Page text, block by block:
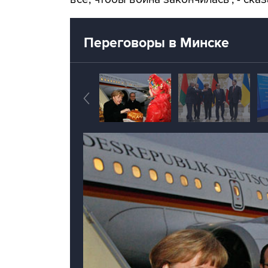
Переговоры в Минске